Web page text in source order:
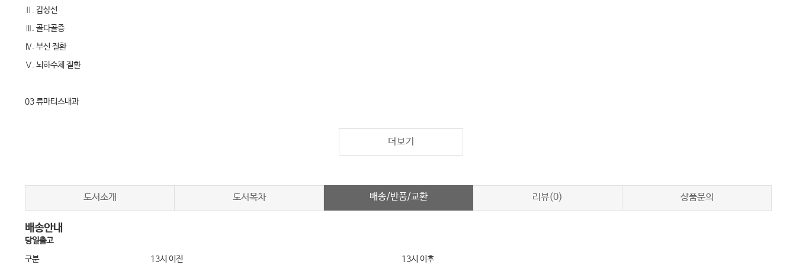
Ⅱ. 갑상선
Ⅲ. 골다골증
Ⅳ. 부신 질환
Ⅴ. 뇌하수체 질환
03 류마티스내과
Ⅵ. 베체트 병
Ⅶ. 척추관절염
더보기
도서소개 도서목차 배송/반품/교환 리뷰(0) 상품문의
배송안내
당일출고
구분
13시 이전 13시 이후